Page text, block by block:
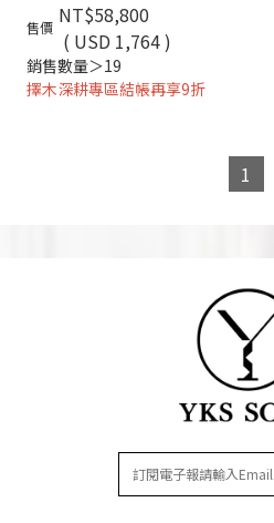
售價 NT$58,800
( USD 1,764 )
銷售數量＞19
擇木深耕專區結帳再享9折
1